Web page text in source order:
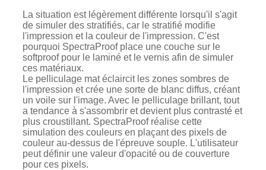
La situation est légèrement différente lorsqu'il s'agit
de simuler des stratifiés, car le stratifié modifie
l'impression et la couleur de l'impression. C'est
pourquoi SpectraProof place une couche sur le
softproof pour le laminé et le vernis afin de simuler
ces matériaux.
Le pelliculage mat éclaircit les zones sombres de
l'impression et crée une sorte de blanc diffus, créant
un voile sur l'image. Avec le pelliculage brillant, tout
a tendance à s'assombrir et devient plus contrasté et
plus croustillant. SpectraProof réalise cette
simulation des couleurs en plaçant des pixels de
couleur au-dessus de l'épreuve souple. L'utilisateur
peut définir une valeur d'opacité ou de couverture
pour ces pixels.